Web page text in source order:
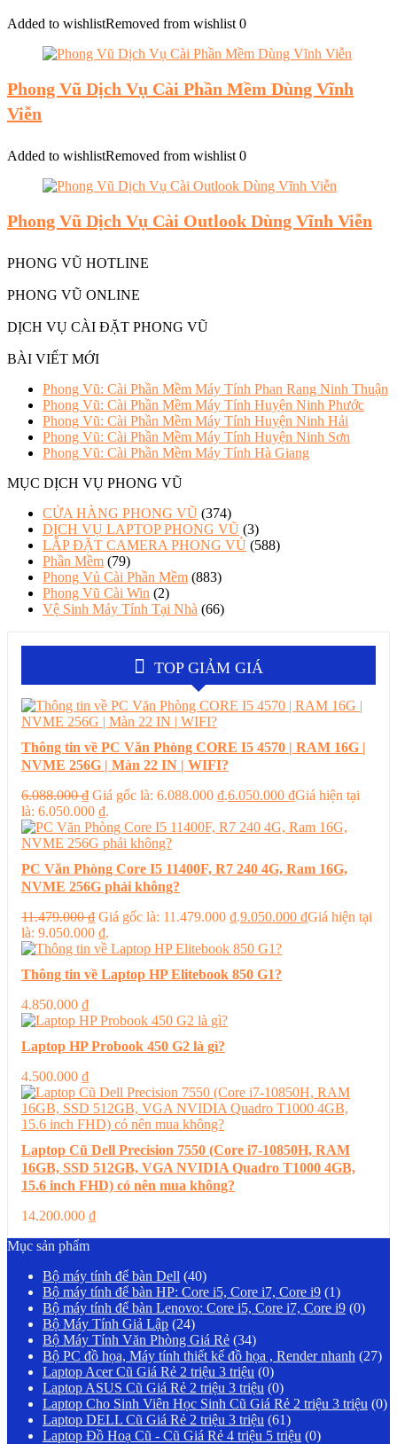
Added to wishlistRemoved from wishlist 0
Phong Vũ Dịch Vụ Cài Phần Mềm Dùng Vĩnh
Viễn
Added to wishlistRemoved from wishlist 0
Phong Vũ Dịch Vụ Cài Outlook Dùng Vĩnh Viễn
PHONG VŨ HOTLINE
PHONG VŨ ONLINE
DỊCH VỤ CÀI ĐẶT PHONG VŨ
BÀI VIẾT MỚI
Phong Vũ: Cài Phần Mềm Máy Tính Phan Rang Ninh Thuận
Phong Vũ: Cài Phần Mềm Máy Tính Huyện Ninh Phước
Phong Vũ: Cài Phần Mềm Máy Tính Huyện Ninh Hải
Phong Vũ: Cài Phần Mềm Máy Tính Huyện Ninh Sơn
Phong Vũ: Cài Phần Mềm Máy Tính Hà Giang
MỤC DỊCH VỤ PHONG VŨ
CỬA HÀNG PHONG VŨ (374)
DỊCH VỤ LAPTOP PHONG VŨ (3)
LẮP ĐẶT CAMERA PHONG VỦ (588)
Phần Mềm (79)
Phong Vủ Cài Phần Mềm (883)
Phong Vũ Cài Win (2)
Vệ Sinh Máy Tính Tại Nhà (66)
TOP GIẢM GIÁ
Thông tin về PC Văn Phòng CORE I5 4570 | RAM 16G |
NVME 256G | Màn 22 IN | WIFI?
6.088.000₫ Giá gốc là: 6.088.000 ₫.6.050.000 ₫Giá hiện tại
là: 6.050.000 ₫.
PC Văn Phòng Core I5 11400F, R7 240 4G, Ram 16G,
NVME 256G phải không?
11.479.000₫ Giá gốc là: 11.479.000 ₫.9.050.000 ₫Giá hiện tại
là: 9.050.000 ₫.
Thông tin về Laptop HP Elitebook 850 G1?
4.850.000 ₫
Laptop HP Probook 450 G2 là gì?
4.500.000 ₫
Laptop Cũ Dell Precision 7550 (Core i7-10850H, RAM
16GB, SSD 512GB, VGA NVIDIA Quadro T1000 4GB,
15.6 inch FHD) có nên mua không?
14.200.000 ₫
Mục sản phẩm
Bộ máy tính để bàn Dell (40)
Bộ máy tính để bàn HP: Core i5, Core i7, Core i9 (1)
Bộ máy tính để bàn Lenovo: Core i5, Core i7, Core i9 (0)
Bộ Máy Tính Giả Lập (24)
Bộ Máy Tính Văn Phòng Giá Rẻ (34)
Bộ PC đồ họa, Máy tính thiết kế đồ họa , Render nhanh (27)
Laptop Acer Cũ Giá Rẻ 2 triệu 3 triệu (0)
Laptop ASUS Cũ Giá Rẻ 2 triệu 3 triệu (0)
Laptop Cho Sinh Viên Học Sinh Cũ Giá Rẻ 2 triệu 3 triệu (0)
Laptop DELL Cũ Giá Rẻ 2 triệu 3 triệu (61)
Laptop Đồ Hoạ Cũ - Cũ Giá Rẻ 4 triệu 5 triệu (0)